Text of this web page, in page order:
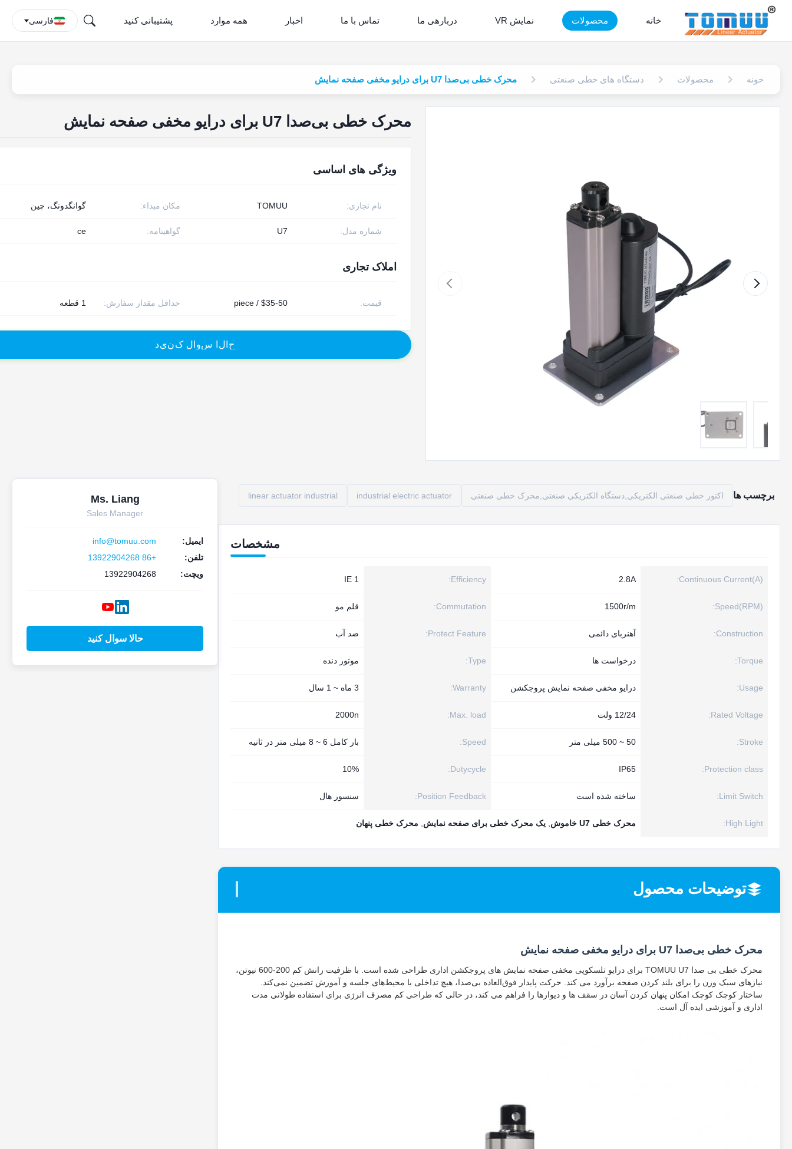
خانه محصولات نمایش VR دربارهی ما تماس با ما اخبار همه موارد پشتیبانی کنید فارسی
خونه محصولات دستگاه های خطی صنعتی محرک خطی بی‌صدا U7 برای درایو مخفی صفحه نمایش
محرک خطی بی‌صدا U7 برای درایو مخفی صفحه نمایش
ویژگی های اساسی
مکان مبداء: گوانگدونگ، چین نام تجاری: TOMUU
گواهینامه: ce شماره مدل: U7
املاک تجاری
حداقل مقدار سفارش: 1 قطعه قیمت: $35-50 / piece
ح ل سو ل کنيد
برچسب ها اکتور خطی صنعتی الکتریکی,دستگاه الکتریکی صنعتی,محرک خطی صنعتی industrial electric actuator
linear actuator industrial
مشخصات
Continuous Current(A):
2.8A
Efficiency:
IE 1
Speed(RPM):
1500r/m
Commutation: قلم مو
Construction: آهنربای دائمی Protect Feature: ضد آب
Torque: درخواست ها Type: موتور دنده
Usage: درایو مخفی صفحه نمایش پروجکشن Warranty: 3 ماه ~ 1 سال
Rated Voltage: 12/24 ولت Max. load:
2000n
Stroke: 50 ~ 500 میلی متر Speed: بار کامل 6 ~ 8 میلی متر در ثانیه
Protection class:
IP65
Dutycycle:
10%
Limit Switch: ساخته شده است Position Feedback: سنسور هال
High Light: محرک خطی U7 خاموش یک محرک خطی برای صفحه نمایش محرک خطی پنهان
توضیحات محصول
محرک خطی بی‌صدا U7 برای درایو مخفی صفحه نمایش
محرک خطی بی صدا TOMUU U7 برای درایو تلسکوپی مخفی صفحه نمایش های پروجکشن اداری طراحی شده است. با ظرفیت رانش کم 200-600 نیوتن،
نیازهای سبک وزن را برای بلند کردن صفحه برآورد می کند. حرکت پایدار فوق‌العاده بی‌صدا، هیچ تداخلی با محیط‌های جلسه و آموزش تضمین نمی‌کند.
ساختار کوچک کوچک امکان پنهان کردن آسان در سقف ها و دیوارها را فراهم می کند، در حالی که طراحی کم مصرف انرژی برای استفاده طولانی مدت
اداری و آموزشی ایده آل است.
Ms. Liang
Sales Manager
ایمیل:
info@tomuu.com
تلفن:
+86 13922904268
ویچت:
13922904268
حالا سوال کنيد